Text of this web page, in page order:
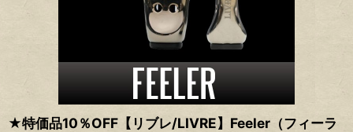
★特価品10％OFF【リブレ/LIVRE】Feeler（フィーラ